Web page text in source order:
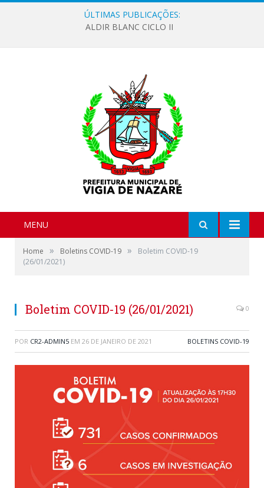
ÚLTIMAS PUBLICAÇÕES:
ALDIR BLANC CICLO II
MENU
Home » Boletins COVID-19 »
Boletim COVID-19
(26/01/2021)
Boletim COVID-19 (26/01/2021) 0
POR CR2-ADMIN5 EM 26 DE JANEIRO DE 2021 BOLETINS COVID-19